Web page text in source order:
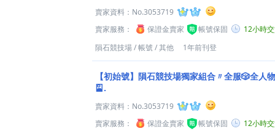
賣家資料： No.3053719
賣家服務：
保證金賣家 帳號保固
12小時
隕石競技場/帳號/其他 1年前刊登
【初始號】隕石競技場獨家組合〃全服🎲全人
🎴.
賣家資料： No.3053719
賣家服務：
保證金賣家 帳號保固
12小時